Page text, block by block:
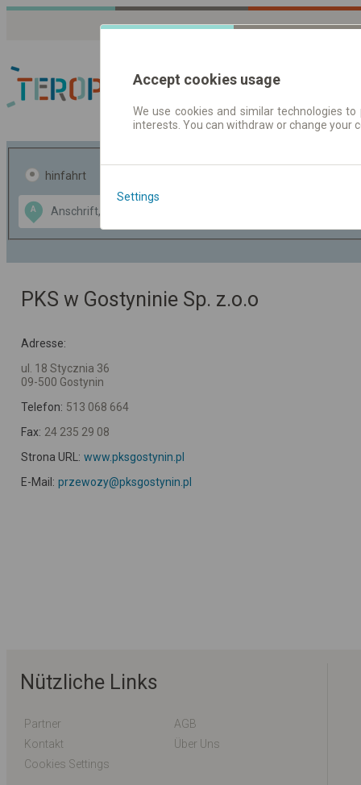
Fahrplandaten |
hinfahrt
A
Data CC-BY-SA
OpenStreetMap
GeoLite data by
PKS w Gostyninie Sp. z.o.o
Adresse:
ul. 18 Stycznia 36
09-500 Gostynin
Telefon: 513 068 664
Fax: 24 235 29 08
Strona URL: www.pksgostynin.pl
E-Mail: przewozy@pksgostynin.pl
Nützliche Links
Partner
AGB
Kontakt
Über Uns
Cookies Settings
Accept cookies usage
We use cookies and similar technologies
interests. You can withdraw or change
Settings